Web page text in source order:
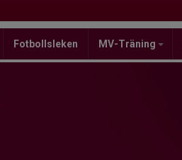
Fotbollsleken MV-Träning